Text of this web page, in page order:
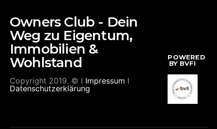
Owners Club - Dein
Weg zu Eigentum,
Immobilien &
Wohlstand
Copyright 2019. © I Impressum I
Datenschutzerklärung
POWERED
BY BVFI